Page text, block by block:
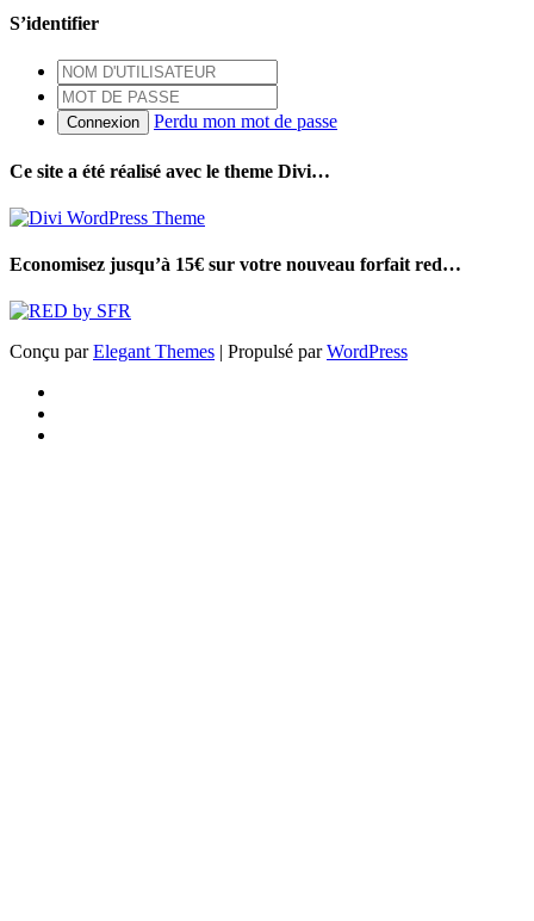
S’identifier
Connexion Perdu mon mot de passe
Ce site a été réalisé avec le theme Divi…
Economisez jusqu’à 15€ sur votre nouveau forfait red…
Conçu parElegant Themes | Propulsé parWordPress